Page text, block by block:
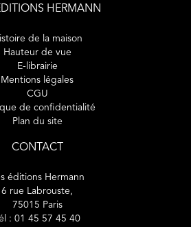
HERMANN
de la maison
Hauteur de vue
E-librairie
Mentions légales
CGU
de confidentialité
Plan du site
CONTACT
éditions Hermann
6 rue Labrouste,
75015 Paris
: 01 45 57 45 40